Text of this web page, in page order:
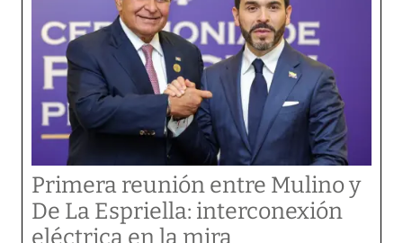
Primera reunión entre Mulino y
De La Espriella: interconexión
eléctrica en la mira